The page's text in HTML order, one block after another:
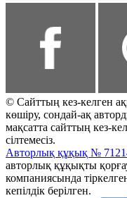
© Сайттың кез-келген
көшіру, сондай-ақ
мақсатта сайттың кез-
сілтемесіз.
Авторлық құқық №
авторлық құқықты
компаниясында
кепілдік берілген.